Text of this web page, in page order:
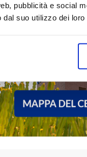
pubblicità e social
dal suo utilizzo dei